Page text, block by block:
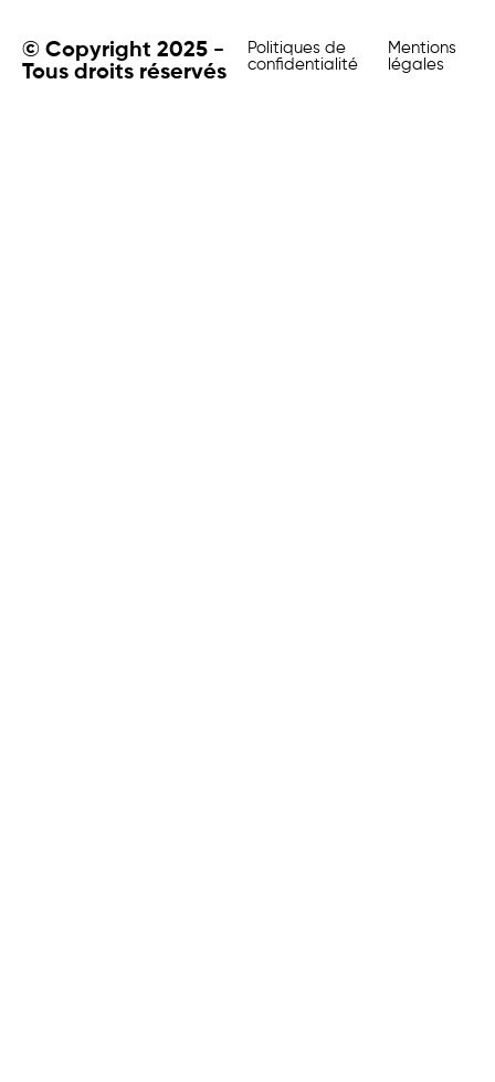
© Copyright 2025 -
Tous droits réservés
Mentions
légales
Politiques de
confidentialité